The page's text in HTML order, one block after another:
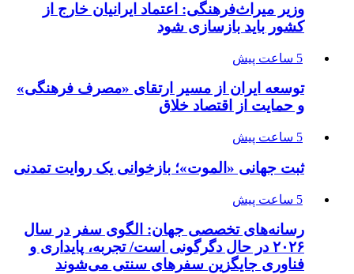
وزیر میراث‌فرهنگی: اعتماد ایرانیان خارج از
کشور باید بازسازی شود
5 ساعت پیش
توسعه ایران از مسیر ارتقای «مصرف فرهنگی»
و حمایت از اقتصاد خلاق
5 ساعت پیش
ثبت جهانی «الموت»؛ بازخوانی یک روایت تمدنی
5 ساعت پیش
رسانه‌های تخصصی جهان: الگوی سفر در سال
۲۰۲۶ در حال دگرگونی است/ تجربه، پایداری و
فناوری جایگزین سفرهای سنتی می‌شوند